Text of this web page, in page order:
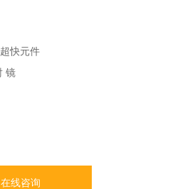
快元件
镜
、中国台湾地区的总代，提
在线咨询